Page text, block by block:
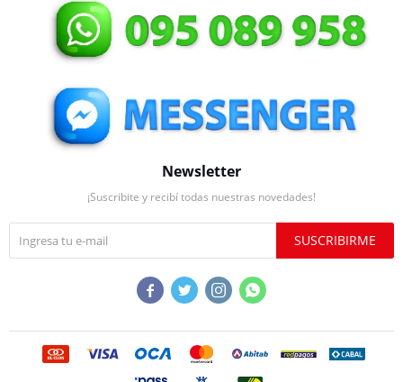
Newsletter
¡Suscribite y recibí todas nuestras novedades!
SUSCRIBIRME
   